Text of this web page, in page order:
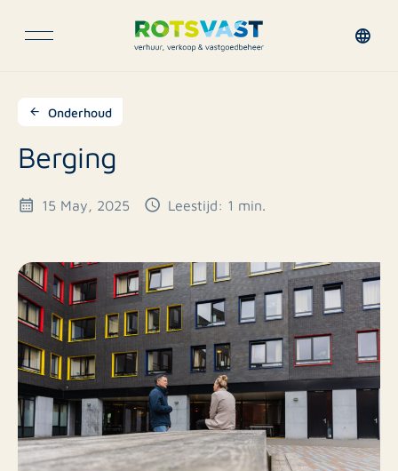
Onderhoud
Berging
15 May, 2025 Leestijd: 1 min.